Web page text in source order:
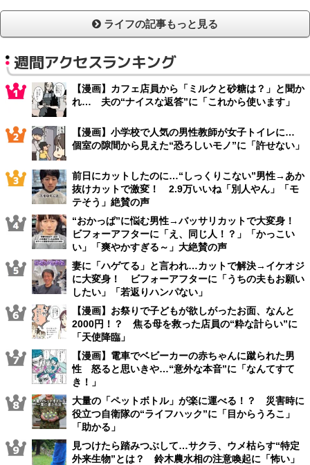
ライフの記事もっと見る
週間アクセスランキング
【漫画】カフェ店員から「ミルクと砂糖は？」と聞か
れ… 夫の“ナイスな返答”に「これから使います」
【漫画】小学校で人気の男性教師が女子トイレに…
個室の隙間から見えた“恐ろしいモノ”に「許せない」
前日にカットしたのに…“しっくりこない”男性→あか
抜けカットで激変！ 2.9万いいね「別人やん」「モ
テそう」絶賛の声
“おかっぱ”に悩む男性→バッサリカットで大変身！
ビフォーアフターに「え、同じ人！？」「かっこい
い」「爽やかすぎる～」大絶賛の声
妻に「ハゲてる」と言われ…カットで解決→イケオジ
に大変身！ ビフォーアフターに「うちの夫もお願い
したい」「若返りハンパない」
【漫画】お祭りで子どもが欲しがったお面、なんと
2000円！？ 焦る母を救った店員の“粋な計らい”に
「天使降臨」
【漫画】電車でベビーカーの赤ちゃんに蹴られた男
性 怒ると思いきや…“意外な本音”に「なんてすて
き！」
大量の「ペットボトル」が楽に運べる！？ 災害時に
役立つ自衛隊の“ライフハック”に「目からうろこ」
「助かる」
見つけたら踏みつぶして…サクラ、ウメ枯らす“特定
外来生物”とは？ 鈴木農水相の注意喚起に「怖い」